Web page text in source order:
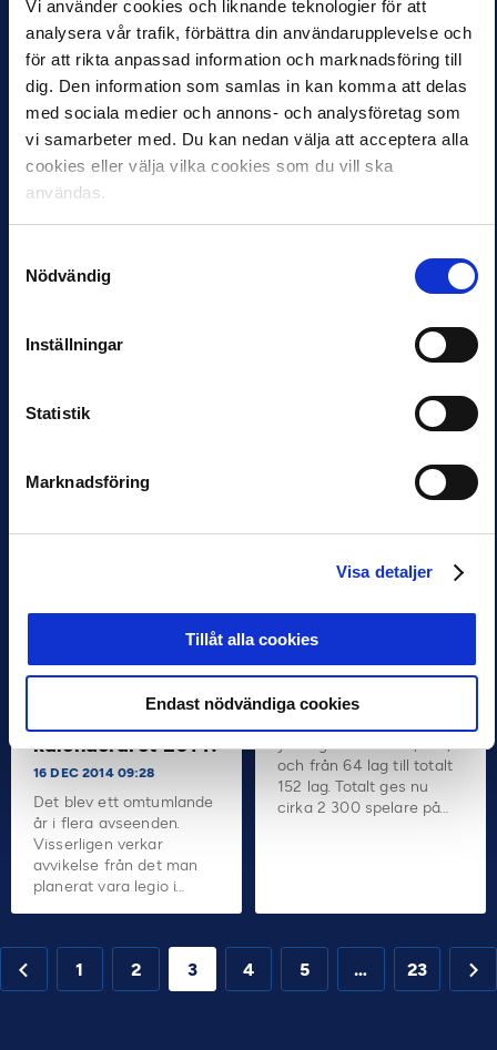
Vi använder cookies och liknande teknologier för att
analysera vår trafik, förbättra din användarupplevelse och
för att rikta anpassad information och marknadsföring till
dig. Den information som samlas in kan komma att delas
med sociala medier och annons- och analysföretag som
vi samarbeter med. Du kan nedan välja att acceptera alla
cookies eller välja vilka cookies som du vill ska
användas.
Nödvändig
Inställningar
Statistik
Marknadsföring
Visa detaljer
Tillåt alla cookies
Endast nödvändiga cookies
Hallå där, Mats Jingblad,
sportchef i Hammarby
Fotboll som inleder
Allsvenskan 2015 med
match mot BK Häcken
på självaste…
Det var inte bara A-
landslaget som hade en
lyckad januariturné i Abu
Dhabi. Även de allsvenska
tränarna fick chansen till
en…
Allsvenskan söker
supporter!
Snart är väntan över!
Säsongen närmar sig
kicka igång. Är du? Just
PRESSMEDELANDE
Allsvenskan inför
TRACAB:s player
ChyronHego’s TRACAB to
Provide Powerful Player
Swedish Premier Football
League League-Wide
kalenderåret 2014!
16 DEC 2014 09:28
Det blev ett omtumlande
år i flera avseenden.
Visserligen verkar
avvikelse från det man
planerat vara legio i…
Ligacupen växer
med ny klass och
fler föreningar
16 DEC 2014 09:28
ytterligare en klass, U16,
och från 64 lag till totalt
152 lag. Totalt ges nu
cirka 2 300 spelare på…
1 2 3 4 5 … 23